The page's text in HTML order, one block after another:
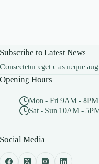
Subscribe to Latest News
Consectetur eget cras neque
Opening Hours
Mon - Fri 9AM - 8PM
Sat - Sun 10AM -
Social Media